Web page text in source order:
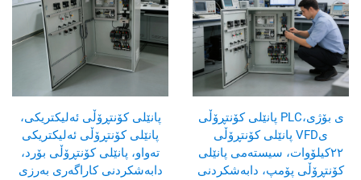
پانێلی کۆنتڕۆڵی ئەلیکتریکی،
پانێلی کۆنتڕۆڵی ئەلیکتریکی
تەواو، پانێلی کۆنتڕۆڵی بۆرد،
دابەشکردنی کاراگەری بەرزی
پانێلی کۆنتڕۆڵی PLCی بۆژی،
پانێلی کۆنتڕۆڵی VFDی
٢٢کیلۆوات، سیستەمی پانێلی
کۆنتڕۆڵی پۆمپ، دابەشکردنی